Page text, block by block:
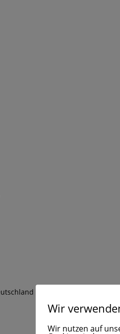
Wir
Wir nutzen auf